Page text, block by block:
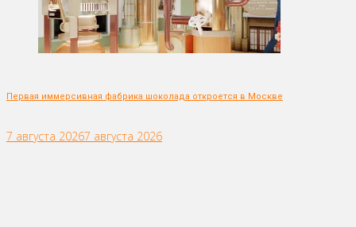
Первая иммерсивная фабрика шоколада откроется в Москве
7 августа 20267 августа 2026